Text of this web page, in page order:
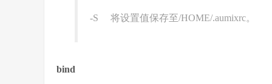
-S 将设置值保存至/HOME/.aumixrc。
bind